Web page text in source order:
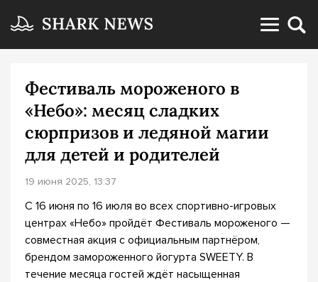
Фестиваль мороженого в
«Небо»: месяц сладких
сюрпризов и ледяной магии
для детей и родителей
19 июня 2025, 13:37
С 16 июня по 16 июля во всех спортивно-игровых
центрах «Небо» пройдёт Фестиваль мороженого —
совместная акция с официальным партнёром,
брендом замороженного йогурта SWEETY. В
течение месяца гостей ждёт насыщенная